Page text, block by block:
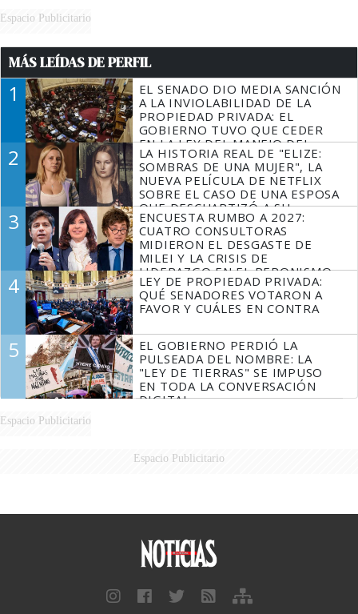
Espacio Publicitario
MÁS LEÍDAS DE PERFIL
1
EL SENADO DIO MEDIA SANCIÓN
A LA INVIOLABILIDAD DE LA
PROPIEDAD PRIVADA: EL
GOBIERNO TUVO QUE CEDER
EN LA LEY DEL MANEJO DEL
FUEGO
2
LA HISTORIA REAL DE "ELIZE:
SOMBRAS DE UNA MUJER", LA
NUEVA PELÍCULA DE NETFLIX
SOBRE EL CASO DE UNA ESPOSA
QUE DESCUARTIZÓ A SU
MARIDO
3
ENCUESTA RUMBO A 2027:
CUATRO CONSULTORAS
MIDIERON EL DESGASTE DE
MILEI Y LA CRISIS DE
LIDERAZGO EN EL PERONISMO
4
LEY DE PROPIEDAD PRIVADA:
QUÉ SENADORES VOTARON A
FAVOR Y CUÁLES EN CONTRA
5
EL GOBIERNO PERDIÓ LA
PULSEADA DEL NOMBRE: LA
"LEY DE TIERRAS" SE IMPUSO
EN TODA LA CONVERSACIÓN
DIGITAL
Espacio Publicitario
Espacio Publicitario